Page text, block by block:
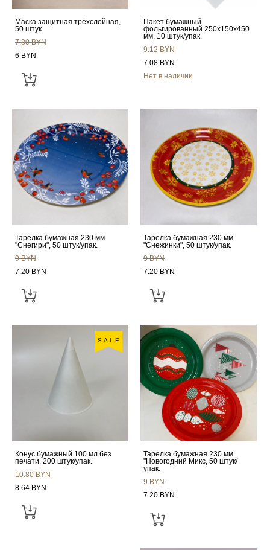
Маска защитная трёхслойная,
50 штук
7.80 BYN
6 BYN
Пакет бумажный
фольгированный 250x150x450
мм, 10 штук/упак.
9.12 BYN
7.08 BYN
Нет в наличии
Тарелка бумажная 230 мм
"Снегири", 50 штук/упак.
9 BYN
7.20 BYN
Тарелка бумажная 230 мм
"Снежинки", 50 штук/упак.
9 BYN
7.20 BYN
SALE
Конус бумажный 100 мл без
печати, 200 штук/упак.
10.80 BYN
8.64 BYN
Тарелка бумажная 230 мм
"Новогодний Микс, 50 штук/
упак.
9 BYN
7.20 BYN